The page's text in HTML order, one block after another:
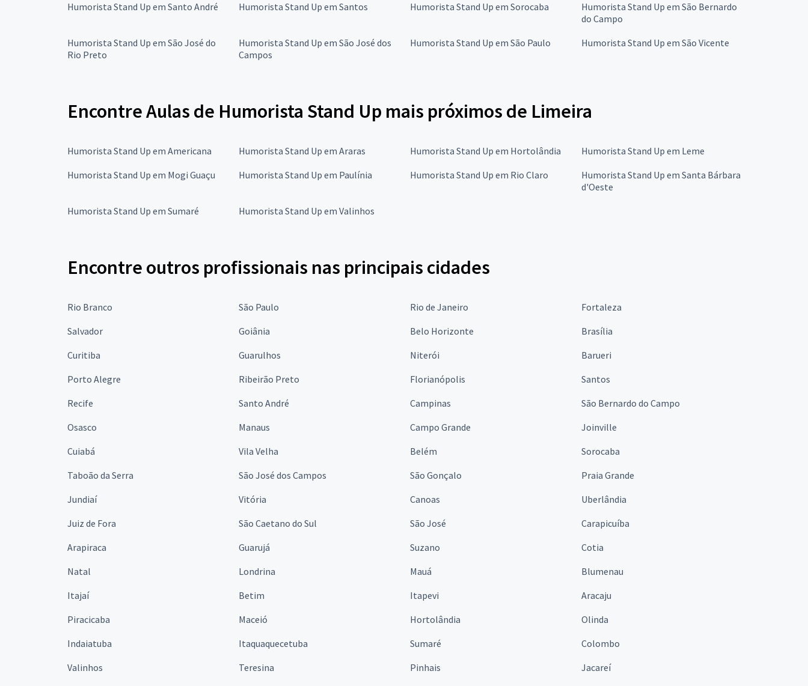
Humorista Stand Up em Santo André
Humorista Stand Up em Santos Humorista Stand Up em Sorocaba
Humorista Stand Up em São Bernardo
do Campo
Humorista Stand Up em São José do
Rio Preto
Humorista Stand Up em São José dos
Campos
Humorista Stand Up em São Paulo Humorista Stand Up em São Vicente
Encontre Aulas de Humorista Stand Up mais próximos de Limeira
Humorista Stand Up em Americana Humorista Stand Up em Araras Humorista Stand Up em Hortolândia
Humorista Stand Up em Leme
Humorista Stand Up em Mogi Guaçu
Humorista Stand Up em Paulínia Humorista Stand Up em Rio Claro
Humorista Stand Up em Santa Bárbara
d'Oeste
Humorista Stand Up em Sumaré
Humorista Stand Up em Valinhos
Encontre outros profissionais nas principais cidades
Rio Branco São Paulo Rio de Janeiro
Fortaleza
Salvador
Goiânia Belo Horizonte
Brasília
Curitiba
Guarulhos Niterói
Barueri
Porto Alegre
Ribeirão Preto Florianópolis
Santos
Recife
Santo André Campinas
São Bernardo do Campo
Osasco
Manaus Campo Grande
Joinville
Cuiabá
Vila Velha Belém
Sorocaba
Taboão da Serra
São José dos Campos São Gonçalo
Praia Grande
Jundiaí
Vitória Canoas
Uberlândia
Juiz de Fora
São Caetano do Sul São José
Carapicuíba
Arapiraca
Guarujá Suzano
Cotia
Natal
Londrina Mauá
Blumenau
Itajaí
Betim Itapevi
Aracaju
Piracicaba
Maceió Hortolândia
Olinda
Indaiatuba
Itaquaquecetuba Sumaré
Colombo
Valinhos
Teresina Pinhais
Jacareí